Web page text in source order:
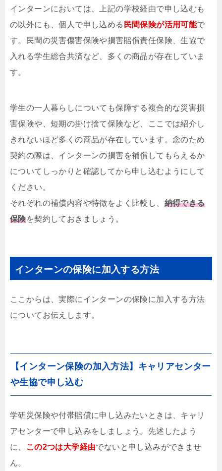
インターンにおいては、上記の学校経由で申し込むも
の以外にも、個人で申し込める 民間保険が活用可能で
す。民間の災害傷害保険や損害賠償責任保険、生協で
入れる学生総合共済など、多くの商品が存在していま
す。
学生の一人暮らしについても保障する複合的な災害損
害保険や、短期の掛け捨て保険など、ここでは紹介し
きれないほど多くの商品が存在しています。念のため
契約の際は、インターンの損害を補償してもらえるか
についてしっかりと確認してから申し込むようにして
ください。
それぞれの補償内容や特徴をよく比較し、 納得できる
保険を契約しておきましょう。
インターンの保険に加入する方法
ここからは、実際にインターンの保険に加入する方法
についてお伝えします。
【インターン保険の加入方法】キャリアセンター
や生協で申し込む
学研災保険や付帯賠償に申し込みたいときは、キャリ
アセンターで申し込みをしましょう。先述したよう
に、 この2つは大学経由でないと申し込みができませ
ん。